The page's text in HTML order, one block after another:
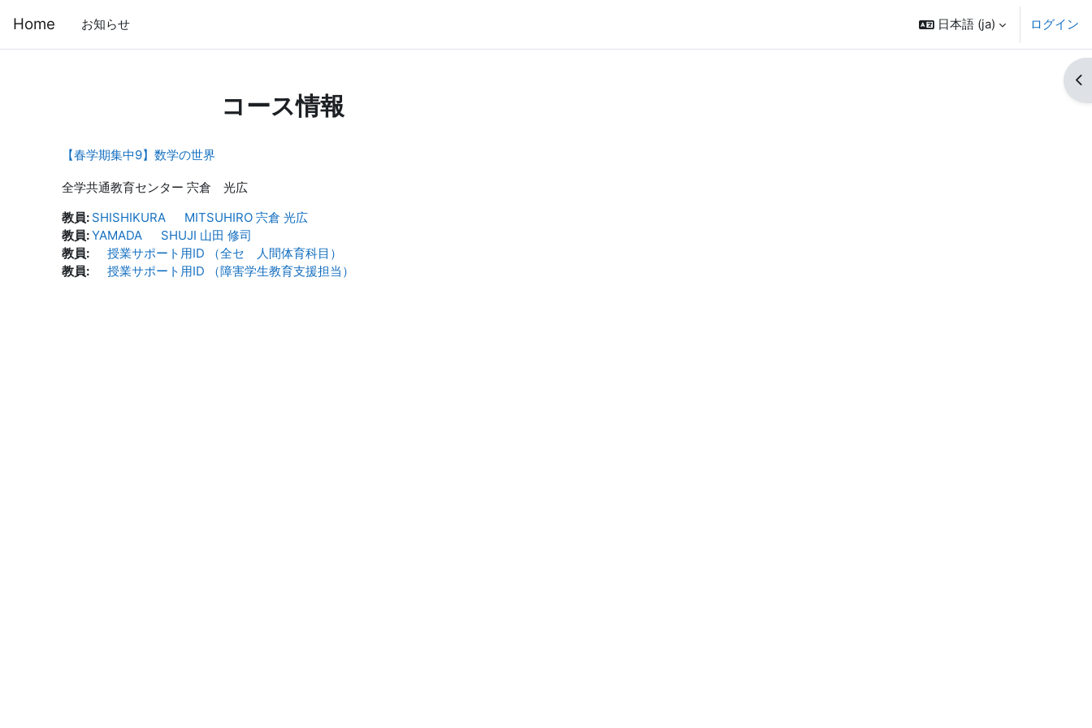
Home お知らせ 日本語 ‎(ja)‎ ログイン
ブ
コース情報
【春学期集中9】数学の世界
全学共通教育センター 宍倉 光広
教員: SHISHIKURA MITSUHIRO 宍倉 光広
教員:YAMADA SHUJI 山田 修司
教員:
授業サポート用ID （全セ 人間体育科目）
教員:
授業サポート用ID （障害学生教育支援担当）